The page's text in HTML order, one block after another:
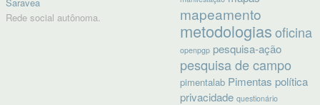
Rede social autônoma.
mapeamento
metodologias oficina
openpgp pesquisa-ação
pesquisa de campo
pimentalab Pimentas política
privacidade questionário